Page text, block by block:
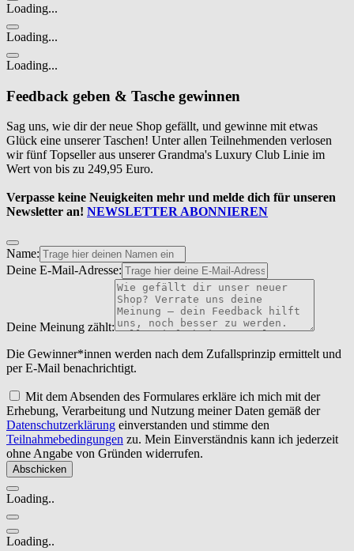
Loading...
Loading...
Loading...
Feedback geben & Tasche gewinnen
Sag uns, wie dir der neue Shop gefällt, und gewinne mit etwas
Glück eine unserer Taschen! Unter allen Teilnehmenden verlosen
wir fünf Topseller aus unserer Grandma's Luxury Club Linie im
Wert von bis zu 249,95 Euro.
Verpasse keine Neuigkeiten mehr und melde dich für unseren
Newsletter an! NEWSLETTER ABONNIEREN
Name:
Deine E-Mail-Adresse:
Deine Meinung zählt:
Die Gewinner*innen werden nach dem Zufallsprinzip ermittelt und
per E-Mail benachrichtigt.
Mit dem Absenden des Formulares erkläre ich mich mit der
Erhebung, Verarbeitung und Nutzung meiner Daten gemäß der
Datenschutzerklärung einverstanden und stimme den
Teilnahmebedingungen zu. Mein Einverständnis kann ich jederzeit
ohne Angabe von Gründen widerrufen.
Loading..
Loading..